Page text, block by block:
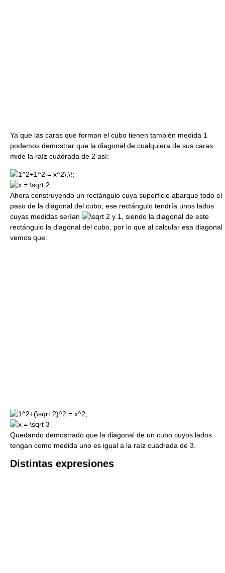
Ya que las caras que forman el cubo tienen también medida 1
podemos demostrar que la diagonal de cualquiera de sus caras
mide la raíz cuadrada de 2 así:
;
Ahora construyendo un rectángulo cuya superficie abarque todo el
paso de la diagonal del cubo, ese rectángulo tendría unos lados
cuyas medidas serían
y 1, siendo la diagonal de este
rectángulo la diagonal del cubo, por lo que al calcular esa diagonal
vemos que:
;
Quedando demostrado que la diagonal de un cubo cuyos lados
tengan como medida uno es igual a la raíz cuadrada de 3.
Distintas expresiones